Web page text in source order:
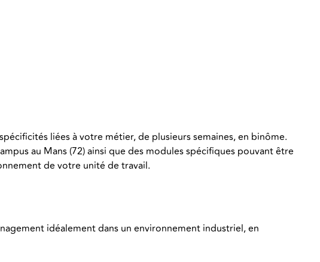
liées à votre métier, de plusieurs semaines, en binôme.
au Mans (72) ainsi que des modules spécifiques pouvant être
de votre unité de travail.
idéalement dans un environnement industriel, en